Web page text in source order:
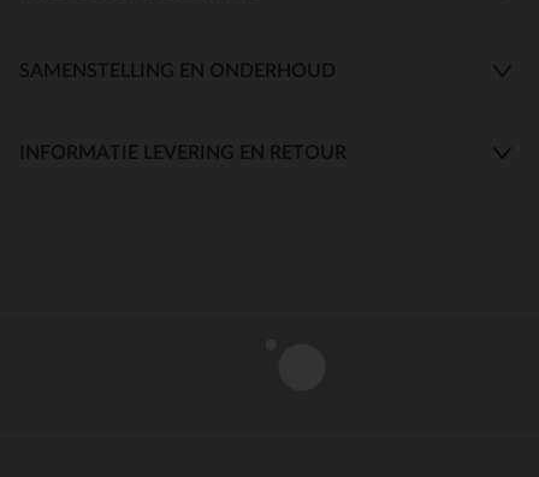
SAMENSTELLING EN ONDERHOUD
INFORMATIE LEVERING EN RETOUR